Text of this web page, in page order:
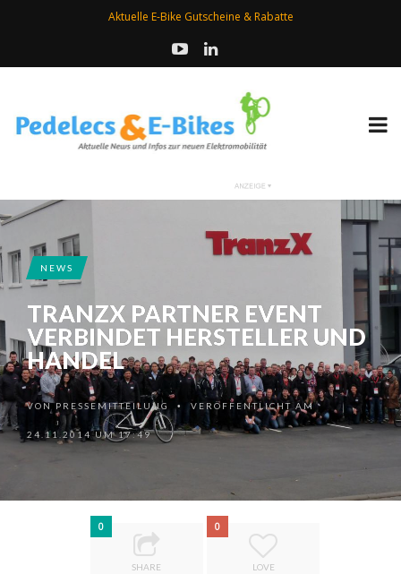
Aktuelle E-Bike Gutscheine & Rabatte
NEWS
TRANZX PARTNER EVENT
VERBINDET HERSTELLER UND
HANDEL
VONPRESSEMITTEILUNG • VERÖFFENTLICHT AM
24.11.2014 UM 17:49
0
SHARE
0
LOVE